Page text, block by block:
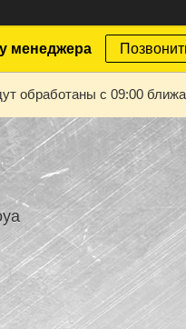
менеджера
обработаны с 09:00